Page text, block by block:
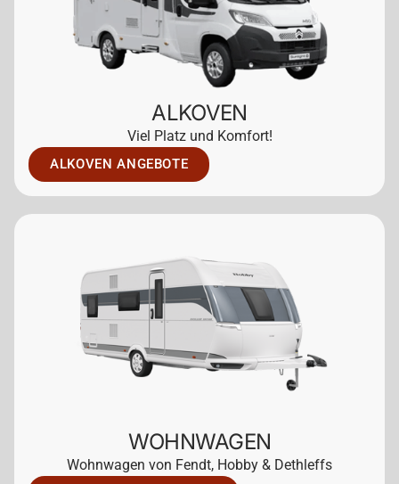
ALKOVEN
Viel Platz und Komfort!
ALKOVEN ANGEBOTE
WOHNWAGEN
Wohnwagen von Fendt, Hobby & Dethleffs